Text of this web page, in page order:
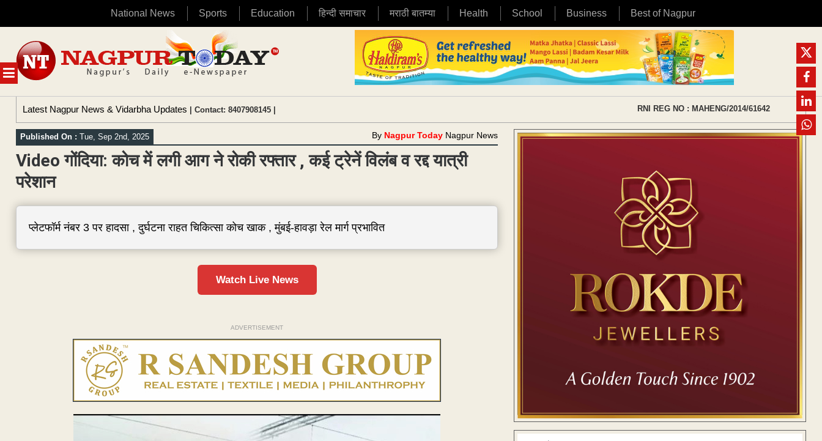
National News Sports Education हिन्दी समाचार मराठी बातम्या Health School Business Best of Nagpur
MENU
content
Latest Nagpur News & Vidarbha Updates | Contact: 8407908145 | RNI REG NO : MAHENG/2014/61642
Published On : Tue, Sep 2nd, 2025 By Nagpur Today Nagpur News
Video गोंदिया: कोच में लगी आग ने रोकी रफ्तार , कई ट्रेनें विलंब व रद्द यात्री
परेशान
प्लेटफॉर्म नंबर 3 पर हादसा , दुर्घटना राहत चिकित्सा कोच खाक , मुंबई-हावड़ा रेल मार्ग प्रभावित
Watch Live News
ADVERTISEMENT